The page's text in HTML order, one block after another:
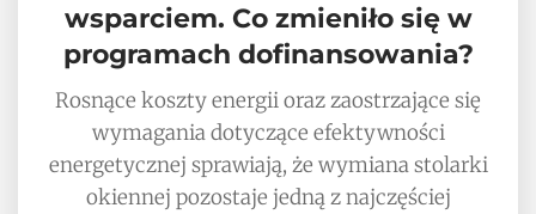
wsparciem. Co zmieniło się w
programach dofinansowania?
Rosnące koszty energii oraz zaostrzające się
wymagania dotyczące efektywności
energetycznej sprawiają, że wymiana stolarki
okiennej pozostaje jedną z najczęściej